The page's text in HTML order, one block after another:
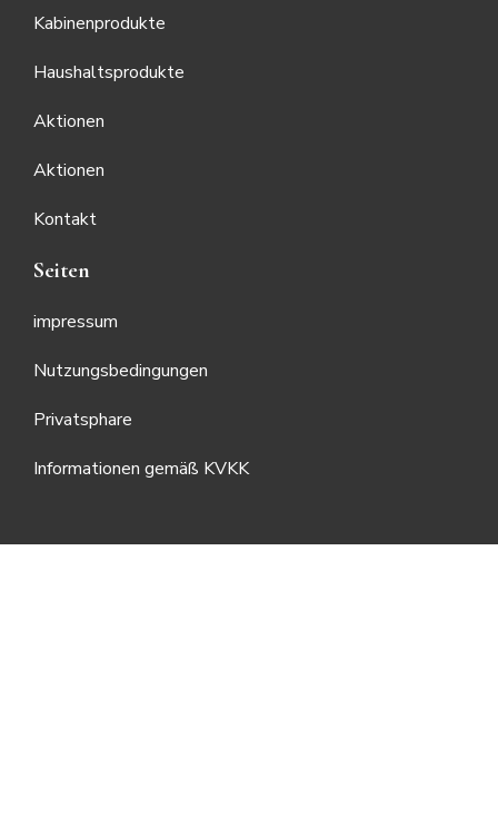
Kabinenprodukte
Haushaltsprodukte
Aktionen
Aktionen
Kontakt
Seiten
impressum
Nutzungsbedingungen
Privatsphare
Informationen gemäß KVKK